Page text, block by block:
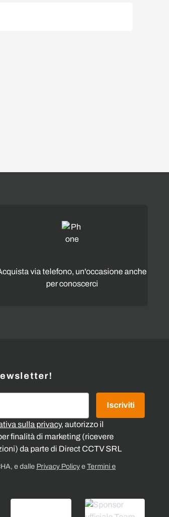
via telefono, un'occasione anche
per conoscerci
sulla privacy, autorizzo il
finalità di marketing (ricevere
da parte di Direct CCTV SRL
Iscriviti
e dalle Privacy Policye Termini e